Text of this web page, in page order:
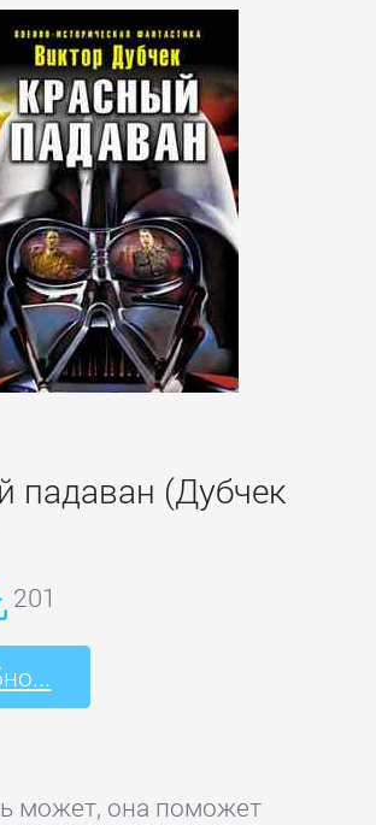
падаван (Дубчек
201
может, она поможет